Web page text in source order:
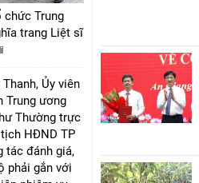
chức Trung
trang Liệt sĩ
Ủy viên
Trung ương
Thường trực
HĐND TP
tác đánh giá,
phải gắn với